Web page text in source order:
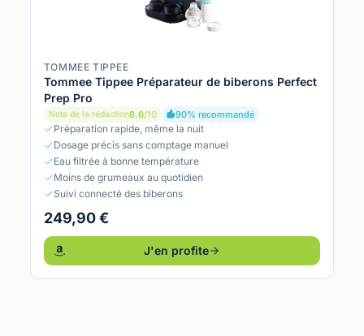
TOMMEE TIPPEE
Tommee Tippee Préparateur de biberons Perfect
Prep Pro
Note de la rédaction8.6/10 90% recommandé
Préparation rapide, même la nuit
Dosage précis sans comptage manuel
Eau filtrée à bonne température
Moins de grumeaux au quotidien
Suivi connecté des biberons
249,90 €
J'en profite